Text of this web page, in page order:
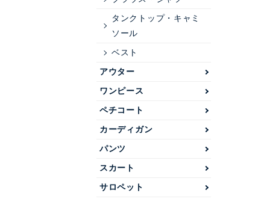
タンクトップ・キャミ
ソール
ベスト
アウター
ワンピース
ペチコート
カーディガン
パンツ
スカート
サロペット